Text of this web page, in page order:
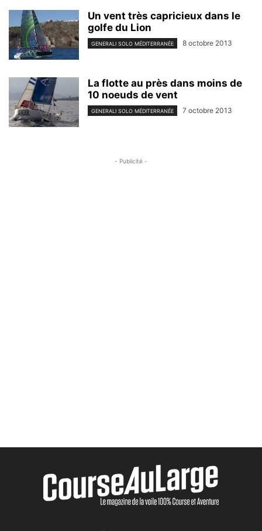
Un vent très capricieux dans le
golfe du Lion
GENERALI SOLO MÉDITERRANÉE 8 octobre 2013
La flotte au près dans moins de
10 noeuds de vent
GENERALI SOLO MÉDITERRANÉE 7 octobre 2013
- Publicité -